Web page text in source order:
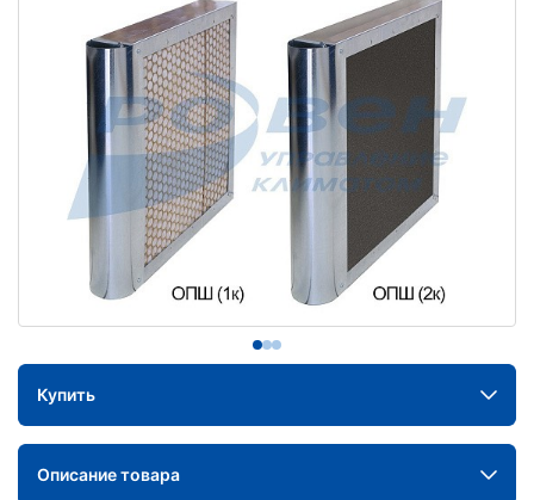
Купить
Описание товара